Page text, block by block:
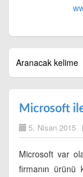
Microsoft ile
5. Nisan 2015
Microsoft var
firmanın ürünü